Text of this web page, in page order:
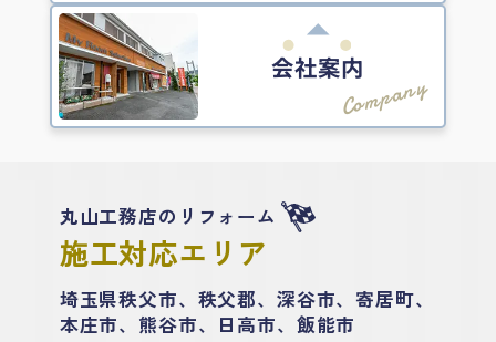
会社案内
Company
丸山工務店のリフォーム
施工対応エリア
埼玉県秩父市、秩父郡、深谷市、寄居町、
本庄市、熊谷市、日高市、飯能市